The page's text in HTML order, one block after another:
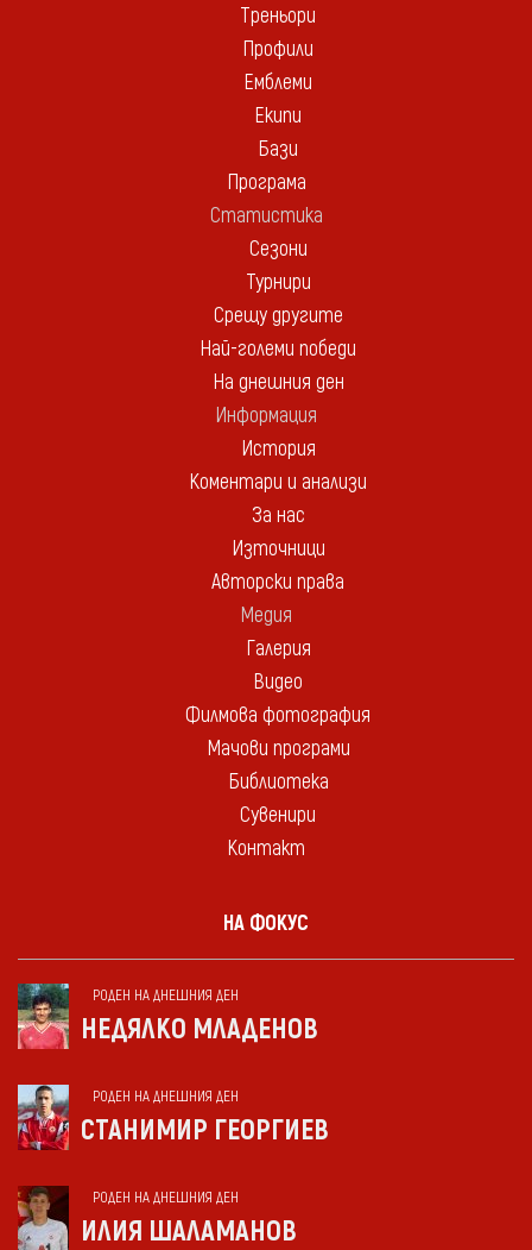
Треньори
Профили
Емблеми
Екипи
Бази
Програма
Статистика
Сезони
Турнири
Срещу другите
Най-големи победи
На днешния ден
Информация
История
Коментари и анализи
За нас
Източници
Авторски права
Медия
Галерия
Видео
Филмова фотография
Мачови програми
Библиотека
Сувенири
Контакт
НА ФОКУС
РОДЕН НА ДНЕШНИЯ ДЕН
НЕДЯЛКО МЛАДЕНОВ
РОДЕН НА ДНЕШНИЯ ДЕН
СТАНИМИР ГЕОРГИЕВ
РОДЕН НА ДНЕШНИЯ ДЕН
ИЛИЯ ШАЛАМАНОВ